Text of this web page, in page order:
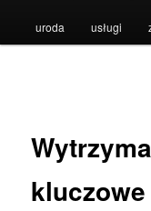
uroda usługi